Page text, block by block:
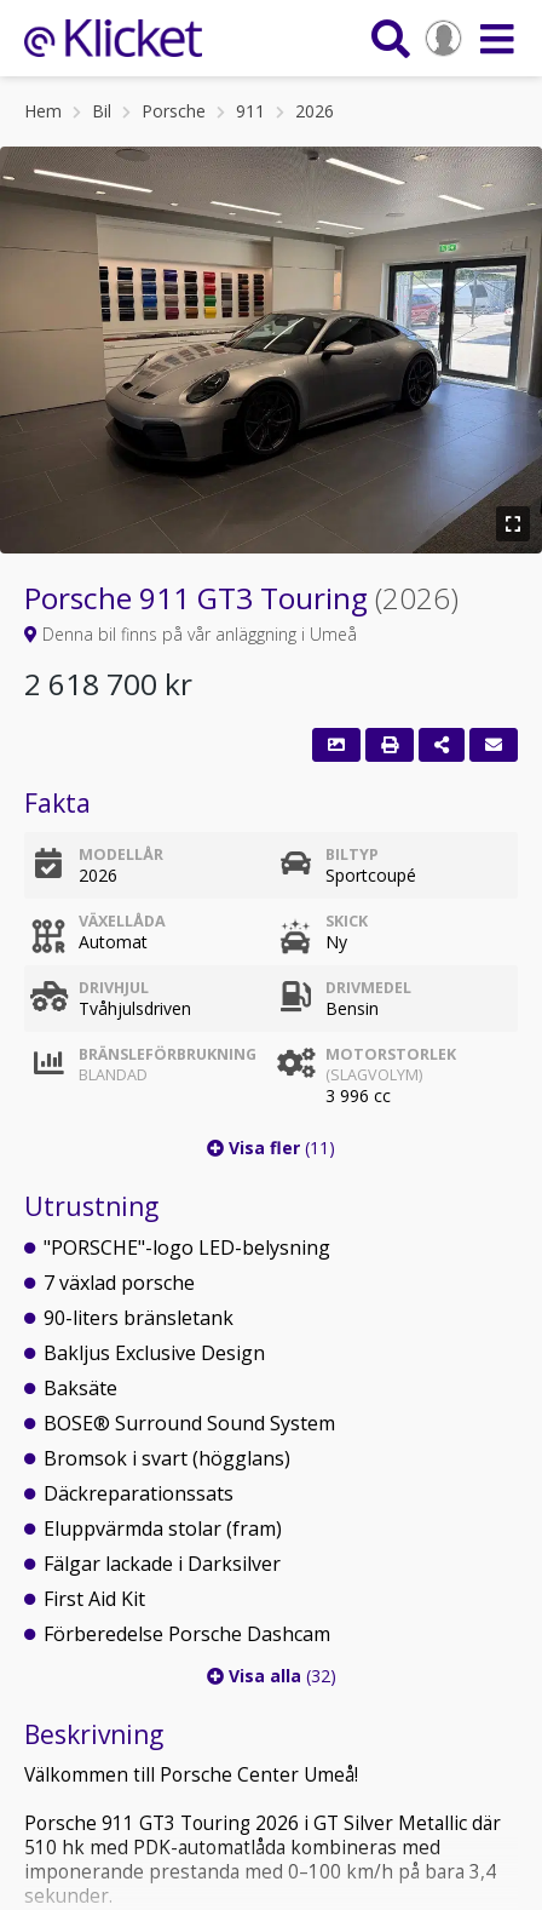
Hem Bil Porsche 911 2026
Porsche 911 GT3 Touring (2026)
Denna bil finns på vår anläggning i Umeå
2 618 700 kr
Fakta
MODELLÅR
2026
BILTYP
Sportcoupé
VÄXELLÅDA
Automat
SKICK
Ny
DRIVHJUL
Tvåhjulsdriven
DRIVMEDEL
Bensin
BRÄNSLEFÖRBRUKNING
BLANDAD
MOTORSTORLEK
(SLAGVOLYM)
3 996 cc
Visa fler (11)
Utrustning
"PORSCHE"-logo LED-belysning
7 växlad porsche
90-liters bränsletank
Bakljus Exclusive Design
Baksäte
BOSE® Surround Sound System
Bromsok i svart (högglans)
Däckreparationssats
Eluppvärmda stolar (fram)
Fälgar lackade i Darksilver
First Aid Kit
Förberedelse Porsche Dashcam
Visa alla (32)
Beskrivning
Välkommen till Porsche Center Umeå!
Porsche 911 GT3 Touring 2026 i GT Silver Metallic där
510 hk med PDK-automatlåda kombineras med
imponerande prestanda med 0–100 km/h på bara 3,4
sekunder.